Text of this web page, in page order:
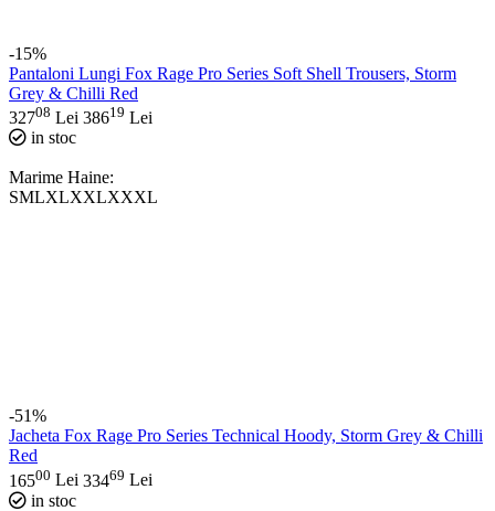
-15%
Pantaloni Lungi Fox Rage Pro Series Soft Shell Trousers, Storm
Grey & Chilli Red
32708 Lei 38619 Lei
in stoc
Marime Haine:
SMLXLXXLXXXL
-51%
Jacheta Fox Rage Pro Series Technical Hoody, Storm Grey & Chilli
Red
16500 Lei 33469 Lei
in stoc